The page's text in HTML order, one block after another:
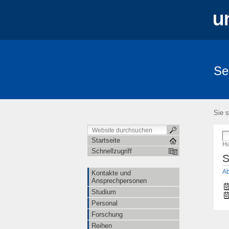
Sie
Startseite
Schnellzugriff
Kontakte und
Ansprechpersonen
Studium
Personal
Forschung
Reihen